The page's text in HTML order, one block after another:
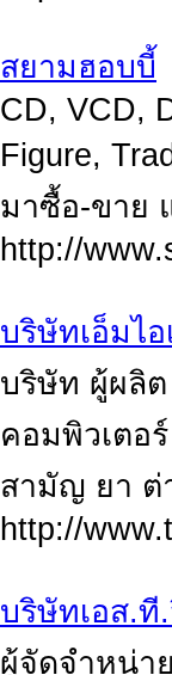
สยามฮอบบี้
CD, VCD,
Figure,
มาซื้อ-ขาย
http://
บริษัทเอ็มไ
บริษัท ผู้ผลิ
คอมพิวเตอ
สามัญ ยา ต่
http://
บริษัทเอส.ที
ผู้จัดจำหน่า